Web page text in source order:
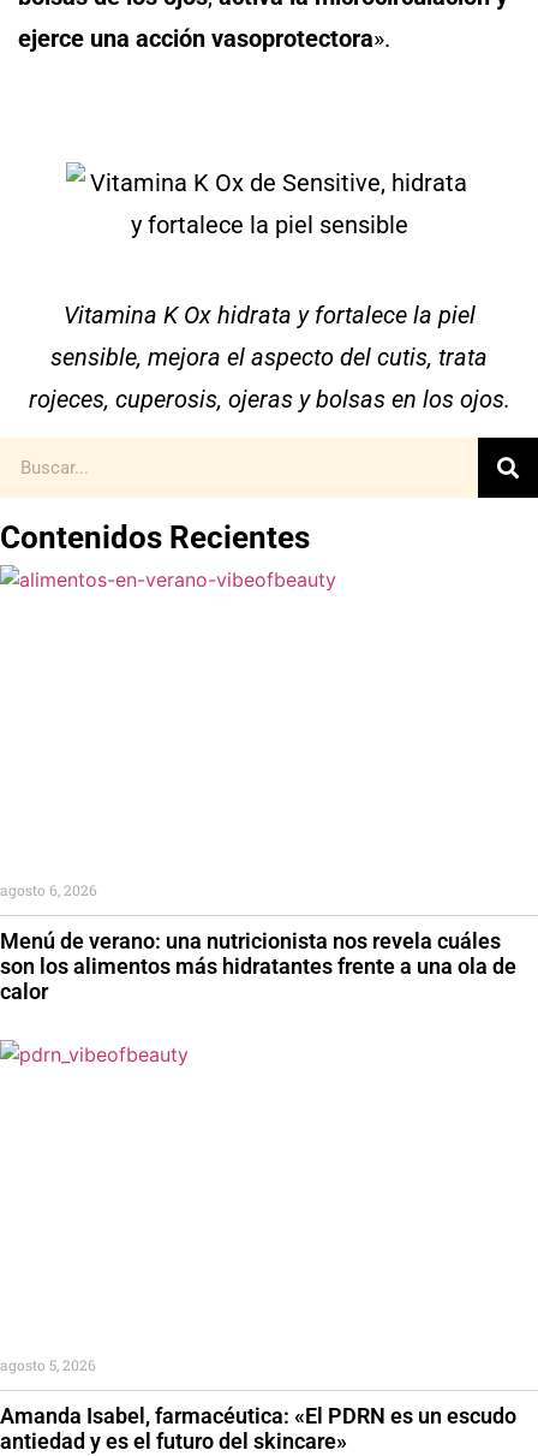
ejerce una acción vasoprotectora».
Vitamina K Ox hidrata y fortalece la piel
sensible, mejora el aspecto del cutis, trata
rojeces, cuperosis, ojeras y bolsas en los ojos.
Contenidos Recientes
Menú de verano: una nutricionista nos revela cuáles
son los alimentos más hidratantes frente a una ola de
calor
agosto 6, 2026
Amanda Isabel, farmacéutica: «El PDRN es un escudo
antiedad y es el futuro del skincare»
agosto 5, 2026